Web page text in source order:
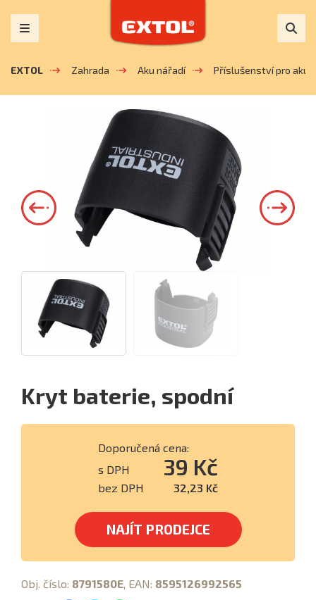
EXTOL Zahrada Aku nářadí Příslušenství pro aku
Kryt baterie, spodní
Doporučená cena:
s DPH
39 Kč
bez DPH 32,23 Kč
NAJÍT PRODEJCE
Obj. číslo: 8791580E, EAN: 8595126992565